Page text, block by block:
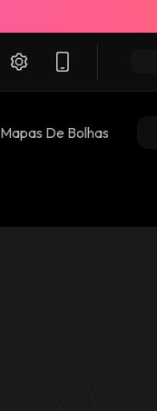
Mapas De Bolhas